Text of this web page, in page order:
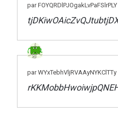
par FOYQRDlPJOgakLvPaFSlrPLY
par WYxTebhVljRVAAyNYKClTTy